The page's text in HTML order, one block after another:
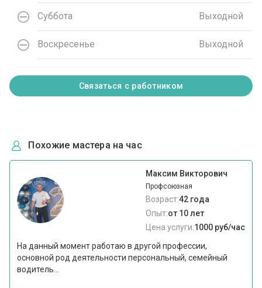
Суббота Выходной
Воскресенье Выходной
Связаться с работником
Похожие мастера на час
Максим Викторович
Профсоюзная
Возраст:42 года
Опыт:от 10 лет
Цена услуги:1000 руб/час
На данный момент работаю в другой профессии,
основной род деятельности персональный, семейный
водитель...